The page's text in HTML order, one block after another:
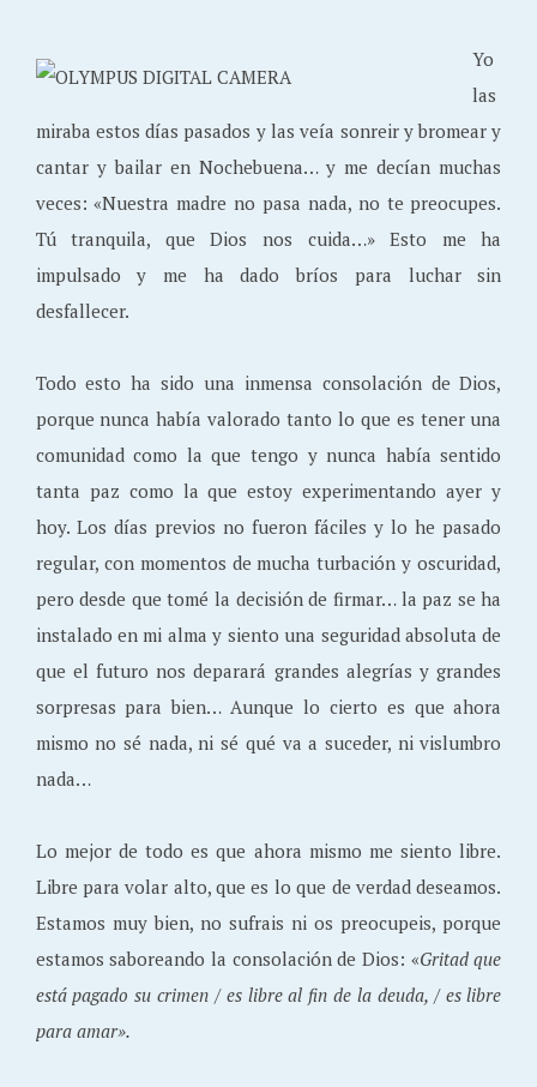
Yo
las
miraba estos días pasados y las veía sonreir y bromear y
cantar y bailar en Nochebuena… y me decían muchas
veces: «Nuestra madre no pasa nada, no te preocupes.
Tú tranquila, que Dios nos cuida…» Esto me ha
impulsado y me ha dado bríos para luchar sin
desfallecer.
Todo esto ha sido una inmensa consolación de Dios,
porque nunca había valorado tanto lo que es tener una
comunidad como la que tengo y nunca había sentido
tanta paz como la que estoy experimentando ayer y
hoy. Los días previos no fueron fáciles y lo he pasado
regular, con momentos de mucha turbación y oscuridad,
pero desde que tomé la decisión de firmar… la paz se ha
instalado en mi alma y siento una seguridad absoluta de
que el futuro nos deparará grandes alegrías y grandes
sorpresas para bien… Aunque lo cierto es que ahora
mismo no sé nada, ni sé qué va a suceder, ni vislumbro
nada…
Lo mejor de todo es que ahora mismo me siento libre.
Libre para volar alto, que es lo que de verdad deseamos.
Estamos muy bien, no sufrais ni os preocupeis, porque
estamos saboreando la consolación de Dios: «Gritad que
está pagado su crimen / es libre al fin de la deuda, / es libre
para amar».